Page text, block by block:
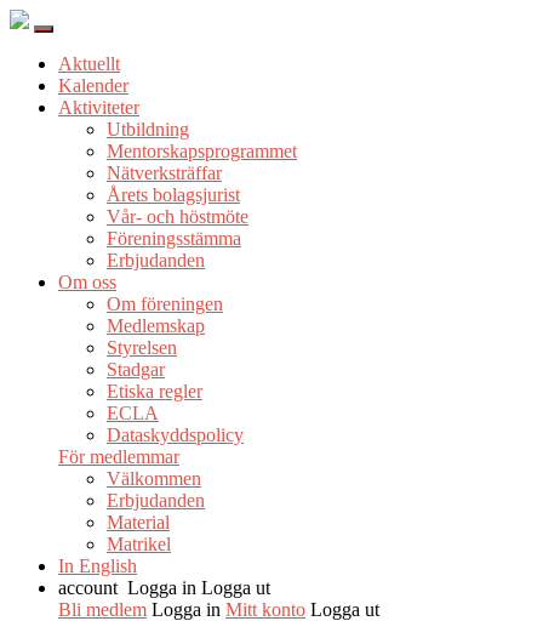
Aktuellt
Kalender
Aktiviteter
Utbildning
Mentorskapsprogrammet
Nätverksträffar
Årets bolagsjurist
Vår- och höstmöte
Föreningsstämma
Erbjudanden
Om oss
Om föreningen
Medlemskap
Styrelsen
Stadgar
Etiska regler
ECLA
Dataskyddspolicy
För medlemmar
Välkommen
Erbjudanden
Material
Matrikel
In English
account Logga in Logga ut
Bli medlem Logga in Mitt konto Logga ut